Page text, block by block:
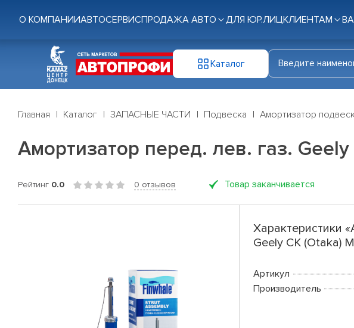
О КОМПАНИИАВТОСЕРВИСПРОДАЖА АВТО ДЛЯ ЮР.ЛИЦКЛИЕНТАМ
Каталог
Главная Каталог ЗАПАСНЫЕ ЧАСТИ Подвеска Амортизатор
Амортизатор перед. лев. газ. Geely
Рейтинг 0.0 0 отзывов Товар заканчивается
Характеристики
Geely CK (Otaka)
Артикул
Производитель